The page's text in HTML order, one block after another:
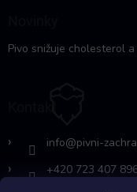
Pivo snižuje cholesterol
info@pivni-
+420 723 407